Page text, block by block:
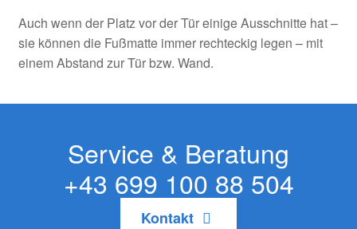
Auch wenn der Platz vor der Tür einige Ausschnitte hat –
sie können die Fußmatte immer rechteckig legen – mit
einem Abstand zur Tür bzw. Wand.
Service & Beratung
+43 699 100 88 504
Kontakt